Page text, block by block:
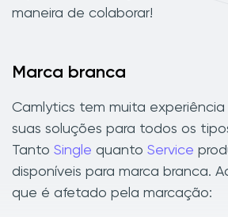
maneira de colaborar!
Marca branca
Camlytics tem muita
suas soluções para todos os
Tanto Single quanto Service
disponíveis para marca branca.
que é afetado pela marcação: